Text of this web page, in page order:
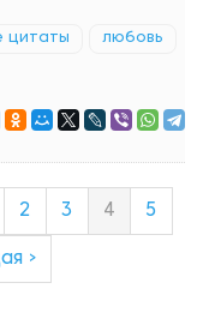
цитаты любовь
2 3 4 5
›